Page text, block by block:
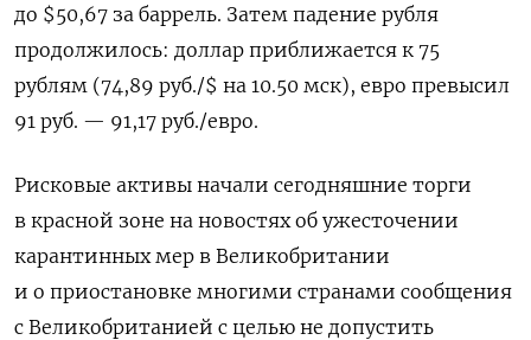
до $50,67 за баррель. Затем падение рубля
продолжилось: доллар приближается к 75
рублям (74,89 руб./$ на 10.50 мск), евро превысил
91 руб. — 91,17 руб./евро.
Рисковые активы начали сегодняшние торги
в красной зоне на новостях об ужесточении
карантинных мер в Великобритании
и о приостановке многими странами сообщения
с Великобританией с целью не допустить